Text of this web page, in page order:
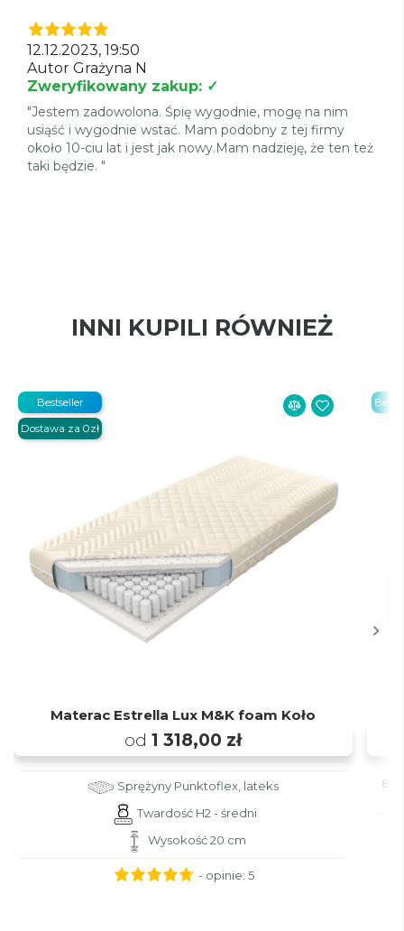
12.12.2023, 19:50
Autor Grażyna N
Zweryfikowany zakup: ✓
"Jestem zadowolona. Śpię wygodnie, mogę na nim
usiąść i wygodnie wstać. Mam podobny z tej firmy
około 10-ciu lat i jest jak nowy.Mam nadzieję, że ten też
taki będzie. "
INNI KUPILI RÓWNIEŻ
Materac Estrella Lux M&K foam Koło
od 1 318,00 zł
Sprężyny Punktoflex, lateks
Twardość H2 - średni
Wysokość 20 cm
Bestseller
Dostawa za 0zł
- opinie: 5